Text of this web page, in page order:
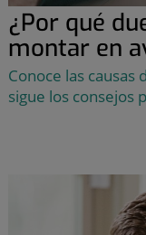
¿Por qué
montar en
Conoce las
sigue los consejos